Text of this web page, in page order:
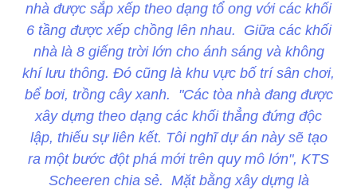
nhà được sắp xếp theo dạng tổ ong với các khối
6 tầng được xếp chồng lên nhau. Giữa các khối
nhà là 8 giếng trời lớn cho ánh sáng và không
khí lưu thông. Đó cũng là khu vực bố trí sân chơi,
bể bơi, trồng cây xanh. "Các tòa nhà đang được
xây dựng theo dạng các khối thẳng đứng độc
lập, thiếu sự liên kết. Tôi nghĩ dự án này sẽ tạo
ra một bước đột phá mới trên quy mô lớn", KTS
Scheeren chia sẻ. Mặt bằng xây dựng là